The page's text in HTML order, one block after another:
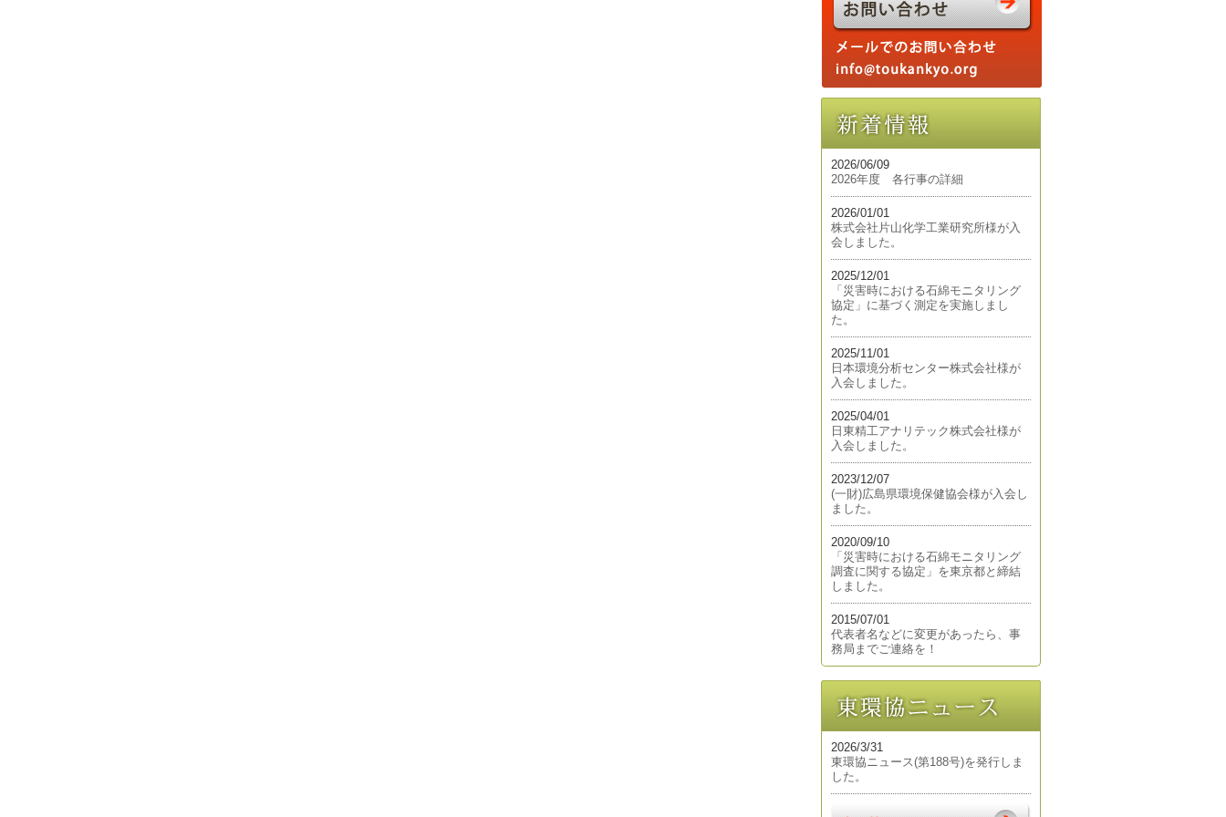
2026/06/09
2026年度 各行事の詳細
2026/01/01
株式会社片山化学工業研究所様が入
会しました。
2025/12/01
「災害時における石綿モニタリング
協定」に基づく測定を実施しまし
た。
2025/11/01
日本環境分析センター株式会社様が
入会しました。
2025/04/01
日東精工アナリテック株式会社様が
入会しました。
2023/12/07
(一財)広島県環境保健協会様が入会し
ました。
2020/09/10
「災害時における石綿モニタリング
調査に関する協定」を東京都と締結
しました。
2015/07/01
代表者名などに変更があったら、事
務局までご連絡を！
2026/3/31
東環協ニュース(第188号)を発行しま
した。